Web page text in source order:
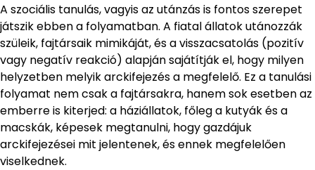
A szociális tanulás, vagyis az utánzás is fontos szerepet
játszik ebben a folyamatban. A fiatal állatok utánozzák
szüleik, fajtársaik mimikáját, és a visszacsatolás (pozitív
vagy negatív reakció) alapján sajátítják el, hogy milyen
helyzetben melyik arckifejezés a megfelelő. Ez a tanulási
folyamat nem csak a fajtársakra, hanem sok esetben az
emberre is kiterjed: a háziállatok, főleg a kutyák és a
macskák, képesek megtanulni, hogy gazdájuk
arckifejezései mit jelentenek, és ennek megfelelően
viselkednek.